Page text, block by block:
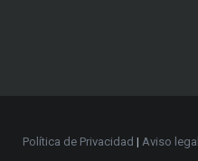
Política de Privacidad | Aviso legal